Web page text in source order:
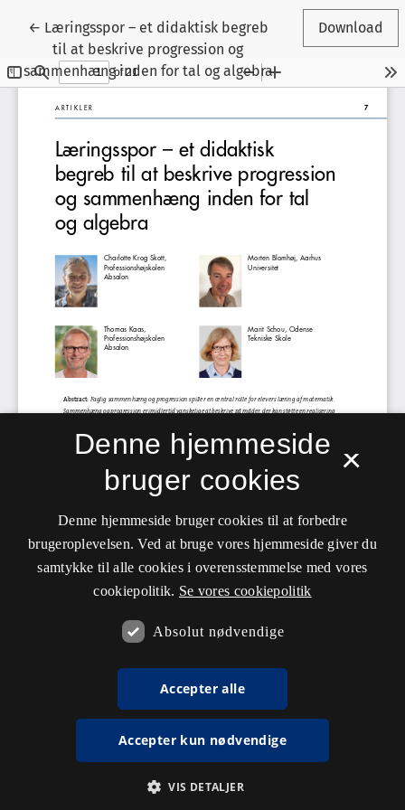
← Tilbage til artikeldetaljer
Læringsspor – et didaktisk begreb
til at beskrive progression og
sammenhæng inden for tal og algebra
Download
×
Denne hjemmeside
bruger cookies
Denne hjemmeside bruger cookies til at forbedre
brugeroplevelsen. Ved at bruge vores hjemmeside giver du
samtykke til alle cookies i overensstemmelse med vores
cookiepolitik. Se vores cookiepolitik
Absolut nødvendige
Accepter alle
Accepter kun nødvendige
VIS DETALJER